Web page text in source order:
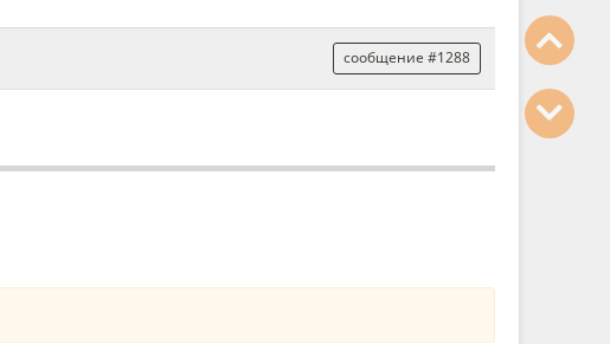
сообщение #1288